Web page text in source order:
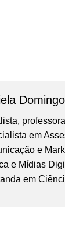
em
e
e Mídias
em